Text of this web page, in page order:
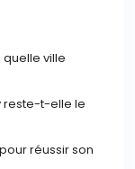
quelle ville
reste-t-elle le
réussir son